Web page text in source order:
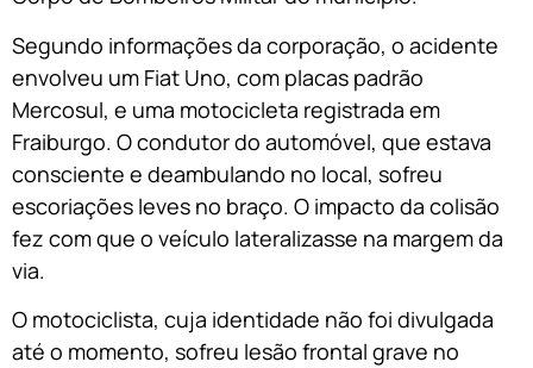
Segundo informações da corporação, o acidente
envolveu um Fiat Uno, com placas padrão
Mercosul, e uma motocicleta registrada em
Fraiburgo. O condutor do automóvel, que estava
consciente e deambulando no local, sofreu
escoriações leves no braço. O impacto da colisão
fez com que o veículo lateralizasse na margem da
via.
O motociclista, cuja identidade não foi divulgada
até o momento, sofreu lesão frontal grave no